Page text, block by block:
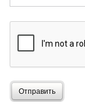
Отправить